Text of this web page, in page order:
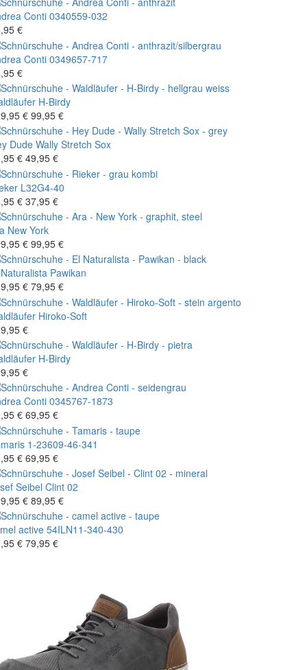
Conti 0340559-032
€
Conti 0349657-717
€
H-Birdy
€ 99,95 €
Dude Wally Stretch Sox
€ 49,95 €
L32G4-40
€ 37,95 €
New York
€ 99,95 €
Pawikan
€ 79,95 €
Hiroko-Soft
€
H-Birdy
€
Conti 0345767-1873
€ 69,95 €
1-23609-46-341
€ 69,95 €
Seibel Clint 02
€ 89,95 €
active 54ILN11-340-430
€ 79,95 €